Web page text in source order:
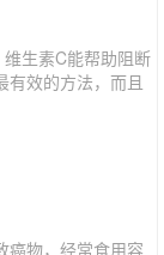
生素C能帮助阻断
有效的方法，而且
癌物，经常食用容